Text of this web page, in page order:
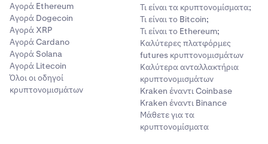
Αγορά Ethereum
Αγορά Dogecoin
Αγορά XRP
Αγορά Cardano
Αγορά Solana
Αγορά Litecoin
Όλοι οι οδηγοί
κρυπτονομισμάτων
Τι είναι τα κρυπτονομίσματα;
Τι είναι το Bitcoin;
Τι είναι το Ethereum;
Καλύτερες πλατφόρμες
futures κρυπτονομισμάτων
Καλύτερα ανταλλακτήρια
κρυπτονομισμάτων
Kraken έναντι Coinbase
Kraken έναντι Binance
Μάθετε για τα
κρυπτονομίσματα